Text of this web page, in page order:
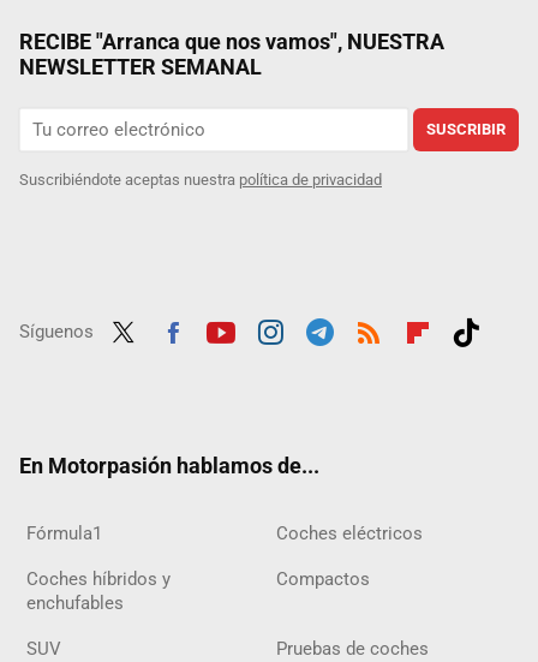
RECIBE "Arranca que nos vamos", NUESTRA
NEWSLETTER SEMANAL
SUSCRIBIR
Suscribiéndote aceptas nuestra política de privacidad
Síguenos
En Motorpasión hablamos de...
Fórmula1 Coches eléctricos
Coches híbridos y
enchufables
Compactos
SUV Pruebas de coches